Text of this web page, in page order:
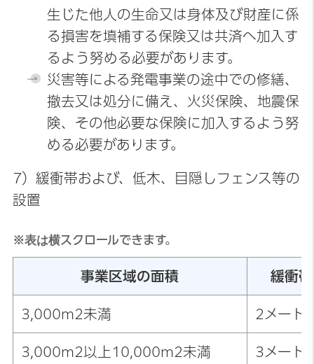
生じた他人の生命又は身体及び財産に係
る損害を填補する保険又は共済へ加入す
るよう努める必要があります。
災害等による発電事業の途中での修繕、
撤去又は処分に備え、火災保険、地震保
険、その他必要な保険に加入するよう努
める必要があります。
7）緩衝帯および、低木、目隠しフェンス等の
設置
※表は横スクロールできます。
事業区域の面積 緩衝
3,000m2未満 2メート
3,000m2以上10,000m2未満 3メート